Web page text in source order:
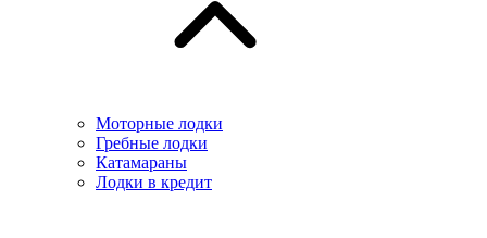
Моторные лодки
Гребные лодки
Катамараны
Лодки в кредит